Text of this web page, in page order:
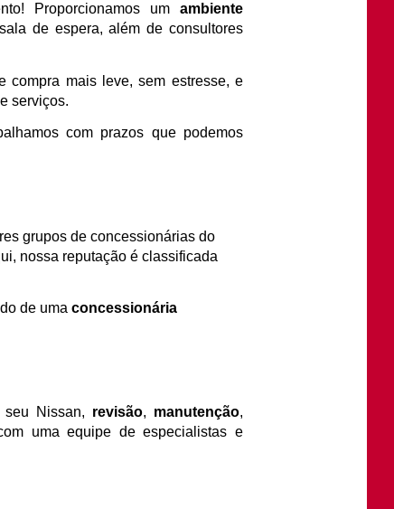
Proporcionamos um ambiente
de espera, além de consultores
compra mais leve, sem estresse, e
serviços.
com prazos que podemos
grupos de concessionárias do
nossa reputação é classificada
de uma concessionária
Nissan, revisão, manutenção,
uma equipe de especialistas e